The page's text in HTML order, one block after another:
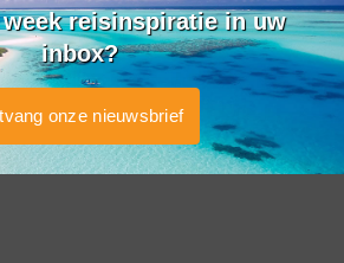
reisinspiratie in uw
inbox?
onze nieuwsbrief